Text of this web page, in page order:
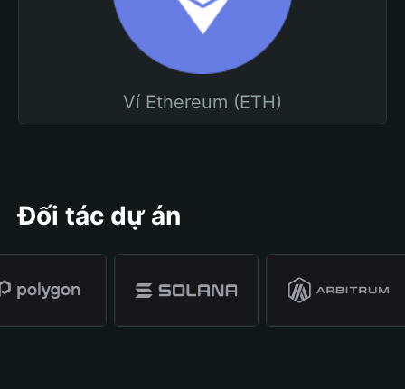
Ví Ethereum (ETH)
Đối tác dự án